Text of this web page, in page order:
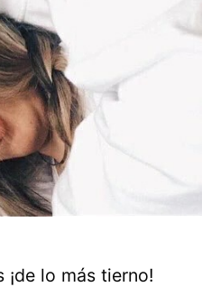
lo más tierno!